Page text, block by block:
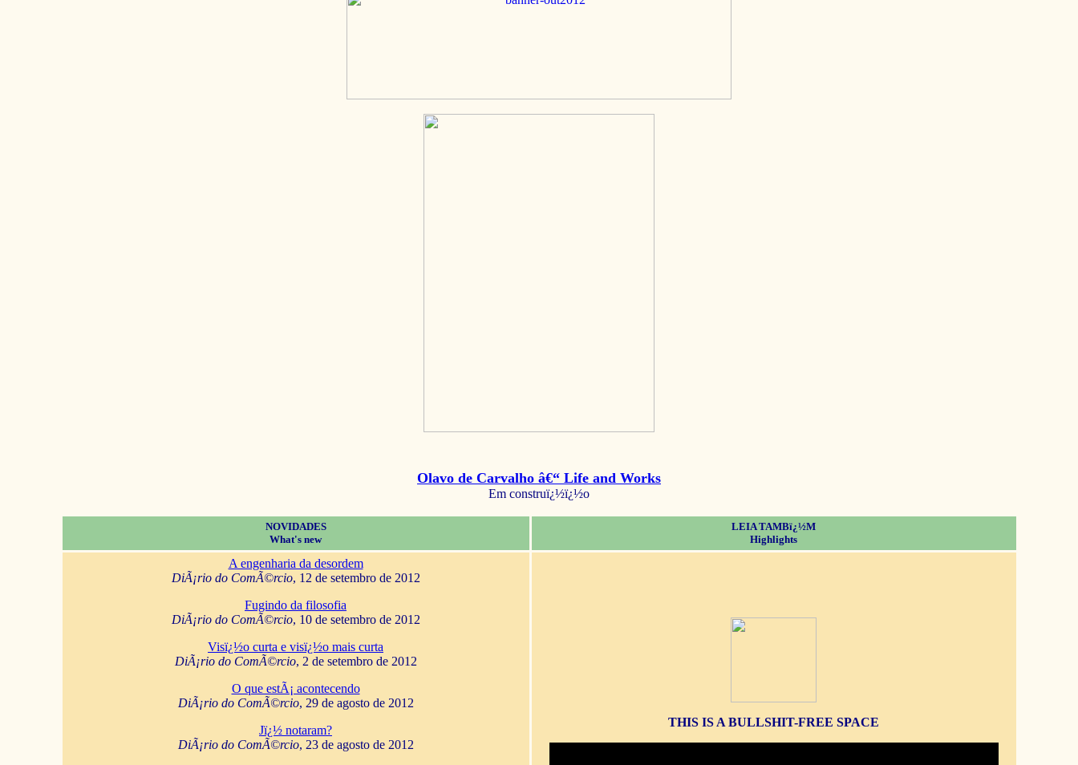
Olavo de Carvalho â€“ Life and Works
Em construï¿½ï¿½o
NOVIDADES
What's new
LEIA TAMBï¿½M
Highlights
A engenharia da desordem
DiÃ¡rio do ComÃ©rcio, 12 de setembro de 2012
Fugindo da filosofia
DiÃ¡rio do ComÃ©rcio, 10 de setembro de 2012
Visï¿½o curta e visï¿½o mais curta
DiÃ¡rio do ComÃ©rcio, 2 de setembro de 2012
O que estÃ¡ acontecendo
DiÃ¡rio do ComÃ©rcio, 29 de agosto de 2012
Jï¿½ notaram?
DiÃ¡rio do ComÃ©rcio, 23 de agosto de 2012
THIS IS A BULLSHIT-FREE SPACE